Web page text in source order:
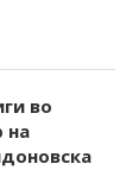
во
на